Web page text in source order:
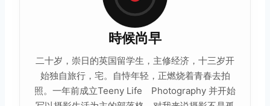
時候尚早
二十岁，崇日的英国留学生，主修经济，十三岁开
始独自旅行，宅。自恃年轻，正燃烧着青春去拍
照。一年前成立Teeny Life Photography 并开始